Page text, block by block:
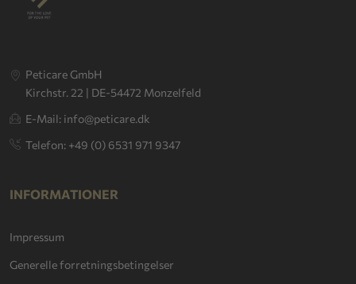
Peticare GmbH
Kirchstr. 22 | DE-54472 Monzelfeld
E-Mail: info@peticare.dk
Telefon: +49 (0) 6531 971 9347
INFORMATIONER
Impressum
Generelle forretningsbetingelser